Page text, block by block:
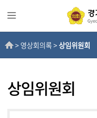
본문
메인
전
자
의
록
> 영상회의록 >상임위원회
상임위원회